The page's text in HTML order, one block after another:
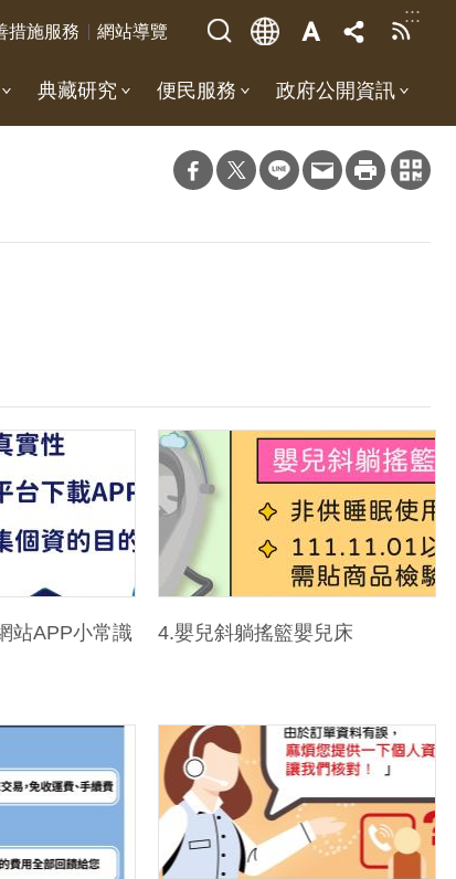
:::
措施服務 網站導覽
典藏研究 便民服務 政府公開資訊
站APP小常識 4.嬰兒斜躺搖籃嬰兒床